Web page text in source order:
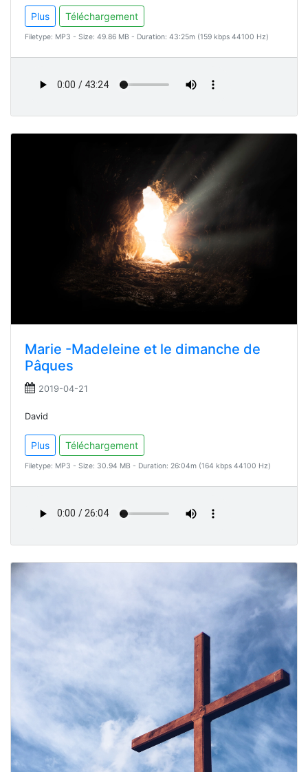
Plus Téléchargement
Filetype: MP3 - Size: 49.86 MB - Duration: 43:25m (159 kbps 44100 Hz)
Marie -Madeleine et le dimanche de
Pâques
2019-04-21
David
Plus Téléchargement
Filetype: MP3 - Size: 30.94 MB - Duration: 26:04m (164 kbps 44100 Hz)